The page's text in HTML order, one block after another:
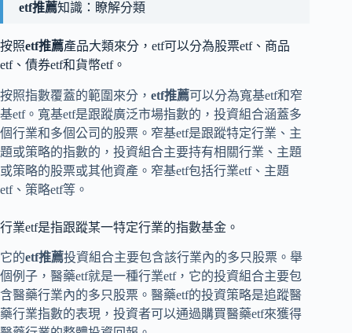
etf推薦知識：瞭解分類
按照etf推薦產品大類來分，etf可以分為股票etf、商品
etf、債券etf和貨幣etf。
按照指數覆蓋的範圍來分， etf推薦可以分為寬基etf和窄
基etf。寬基etf是跟蹤廣泛市場指數的，投資組合涵蓋多
個行業和多個公司的股票。窄基etf是跟蹤特定行業、主
題或策略的指數的，投資組合主要持有相關行業、主題
或策略的股票或其他資產。窄基etf包括行業etf、主題
etf、策略etf等。
行業etf是指跟蹤某一特定行業的指數基金。
它的etf推薦投資組合主要包含該行業內的多只股票。舉
個例子，醫藥etf就是一種行業etf，它的投資組合主要包
含醫藥行業內的多只股票。醫藥etf的投資策略是追蹤醫
藥行業指數的表現，投資者可以通過購買醫藥etf來獲得